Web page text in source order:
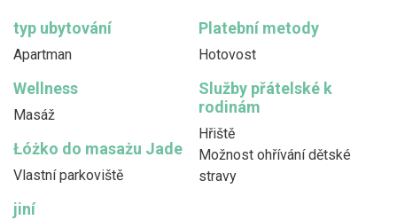
typ ubytování
Apartman
Platební metody
Hotovost
Wellness
Masáž
Služby přátelské k
rodinám
Hřiště
Možnost ohřívání dětské
stravy
Łóżko do masażu Jade
Vlastní parkoviště
jiní